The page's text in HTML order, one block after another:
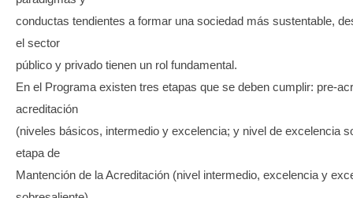
conductas tendientes a formar una sociedad más sustentable,
el sector
público y privado tienen un rol fundamental.
En el Programa existen tres etapas que se deben cumplir: pre-
acreditación
(niveles básicos, intermedio y excelencia; y nivel de excelencia
etapa de
Mantención de la Acreditación (nivel intermedio, excelencia y